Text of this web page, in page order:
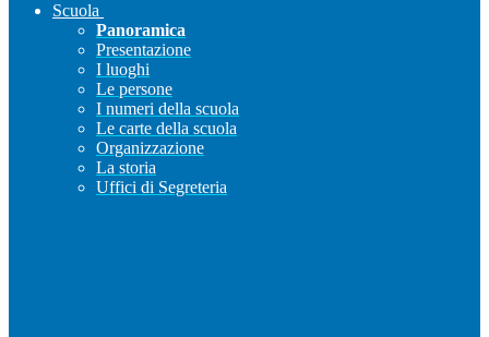
Scuola
Panoramica
Presentazione
I luoghi
Le persone
I numeri della scuola
Le carte della scuola
Organizzazione
La storia
Uffici di Segreteria